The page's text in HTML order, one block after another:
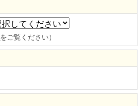
をご覧ください）